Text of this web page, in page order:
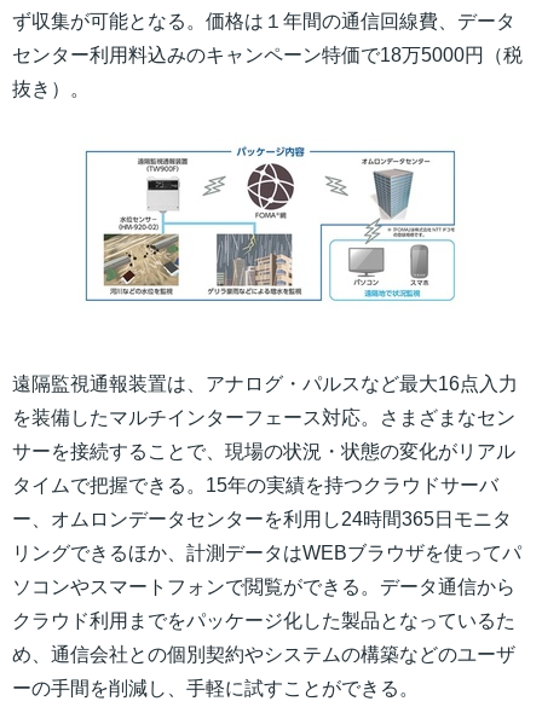
ず収集が可能となる。価格は１年間の通信回線費、データ
センター利用料込みのキャンペーン特価で18万5000円（税
抜き）。
遠隔監視通報装置は、アナログ・パルスなど最大16点入力
を装備したマルチインターフェース対応。さまざまなセン
サーを接続することで、現場の状況・状態の変化がリアル
タイムで把握できる。15年の実績を持つクラウドサーバ
ー、オムロンデータセンターを利用し24時間365日モニタ
リングできるほか、計測データはWEBブラウザを使ってパ
ソコンやスマートフォンで閲覧ができる。データ通信から
クラウド利用までをパッケージ化した製品となっているた
め、通信会社との個別契約やシステムの構築などのユーザ
ーの手間を削減し、手軽に試すことができる。